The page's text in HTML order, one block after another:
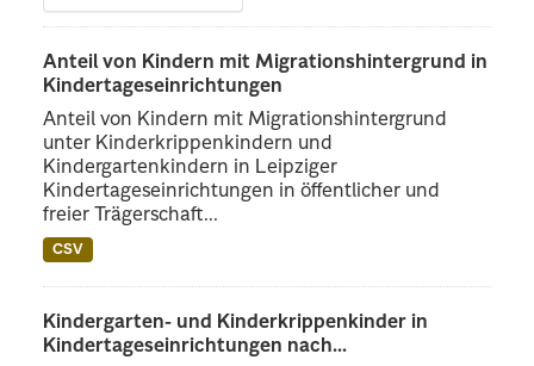
Anteil von Kindern mit Migrationshintergrund in
Kindertageseinrichtungen
Anteil von Kindern mit Migrationshintergrund
unter Kinderkrippenkindern und
Kindergartenkindern in Leipziger
Kindertageseinrichtungen in öffentlicher und
freier Trägerschaft...
CSV
Kindergarten- und Kinderkrippenkinder in
Kindertageseinrichtungen nach...